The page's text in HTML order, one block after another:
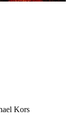
Kors